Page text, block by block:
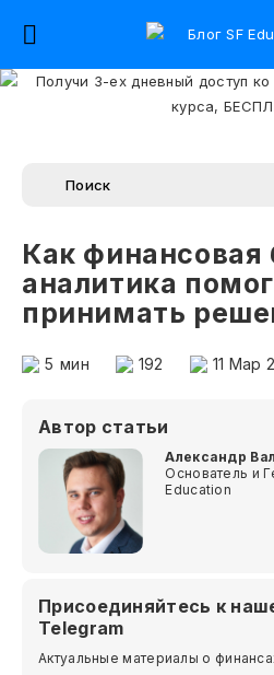
Как финансовая
аналитика
принимать
5 мин 192 11 Мар
Автор статьи
Александр
Основатель и
Education
Присоединяйтесь к
Telegram
Актуальные материалы о